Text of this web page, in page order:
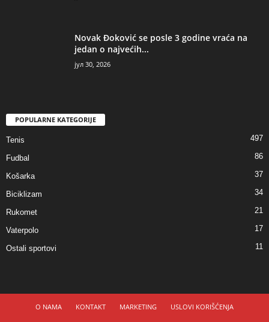
Novak Đoković se posle 3 godine vraća na
jedan o najvećih...
јул 30, 2026
POPULARNE KATEGORIJE
Tenis 497
Fudbal 86
Košarka 37
Biciklizam 34
Rukomet 21
Vaterpolo 17
Ostali sportovi 11
O NAMA KONTAKT MARKETING
USLOVI KORIŠĆENJA